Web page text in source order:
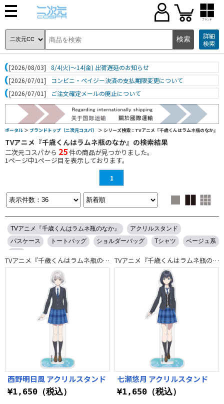
ブランド
詳細
検索
[2026/08/03]
8/4(火)～14(金) 出荷遅延のお知らせ
[2026/07/01]
コンビニ・ペイジー決済の支払期限変更について
[2026/07/01]
ご注文確定メールの廃止について
ポータル ＞ ブランドトップ（二次元コスパ） ＞ シリーズ検索：TVアニメ『千歳くんはラムネ瓶のなか』
TVアニメ『千歳くんはラムネ瓶のなか』の検索結果
二次元コスパから 25件の商品が見つかりました。
1ページ中1ページ目を表示しております。
1
TVアニメ『千歳くんはラムネ瓶のなか』
アクリルスタンド
パスケース
トートバッグ ショルダーバッグ Tシャツ
ベージュ系
TVアニメ『千歳くんはラムネ瓶のなか』
西野明日風 アクリルスタンド
¥1,650（税込）
TVアニメ『千歳くんはラムネ瓶のなか』
七瀬悠月 アクリルスタンド
¥1,650（税込）